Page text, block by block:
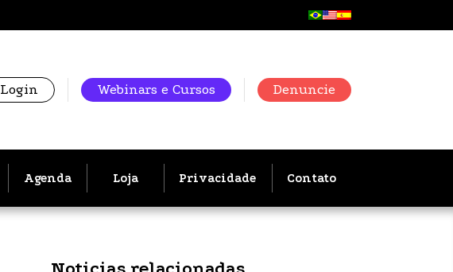
Login Webinars e Cursos Denuncie
Agenda Loja Privacidade Contato